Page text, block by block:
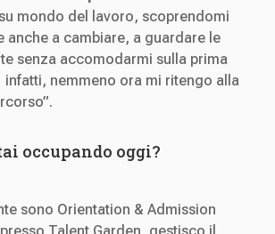
mondo del lavoro, scoprendomi
anche a cambiare, a guardare le
senza accomodarmi sulla prima
infatti, nemmeno ora mi ritengo alla
occupando oggi?
sono Orientation & Admission